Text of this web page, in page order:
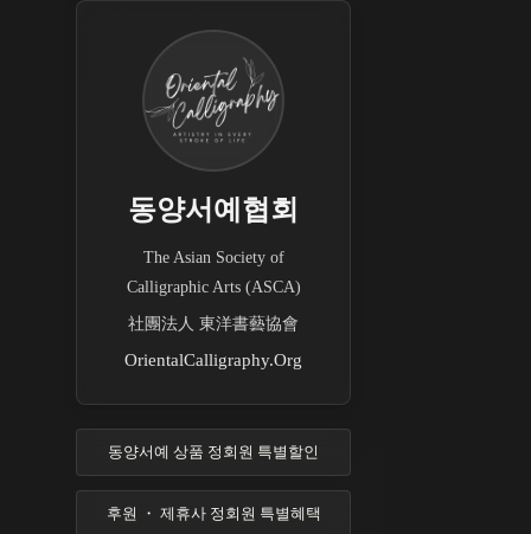
동양서예협회
The Asian Society of
Calligraphic Arts (ASCA)
社團法人 東洋書藝協會
OrientalCalligraphy.Org
동양서예 상품 정회원 특별할인
후원 ・ 제휴사 정회원 특별혜택